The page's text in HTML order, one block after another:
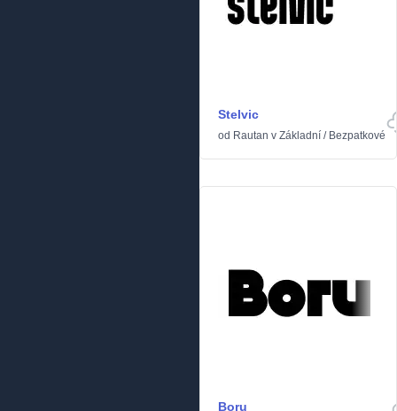
Stelvic
od Rautan v Základní / Bezpatkové
Boru